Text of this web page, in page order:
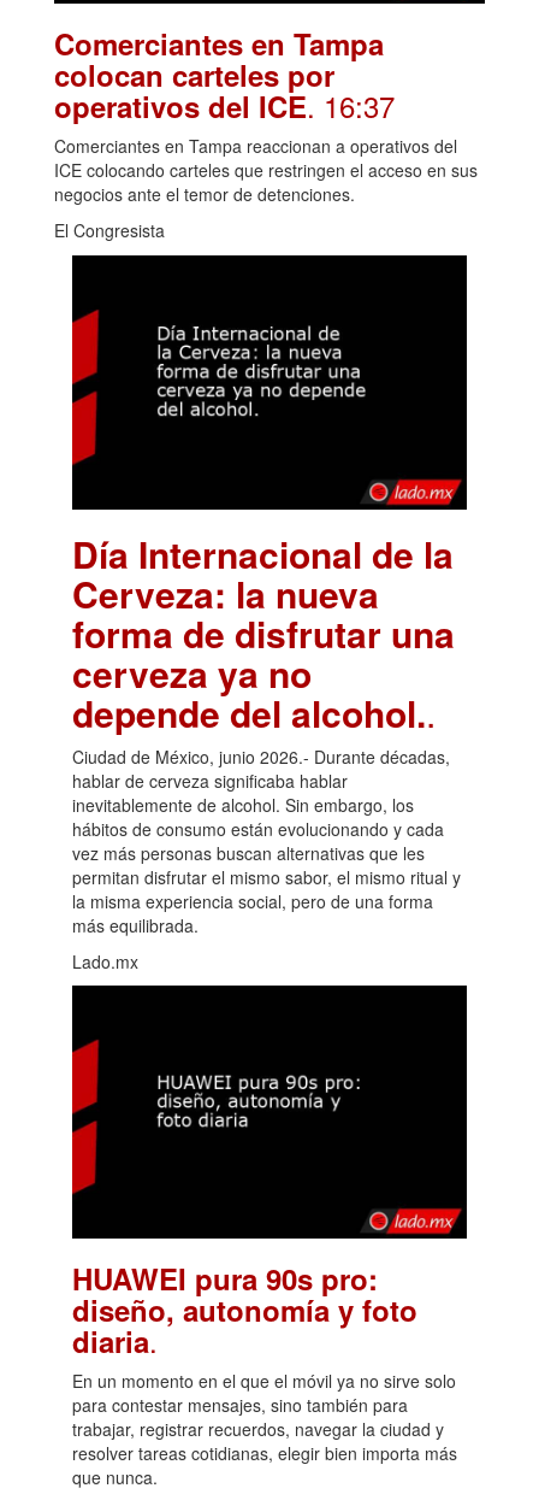
Comerciantes en Tampa
colocan carteles por
operativos del ICE. 16:37
Comerciantes en Tampa reaccionan a operativos del
ICE colocando carteles que restringen el acceso en sus
negocios ante el temor de detenciones.
El Congresista
Día Internacional de la
Cerveza: la nueva
forma de disfrutar una
cerveza ya no
depende del alcohol..
Ciudad de México, junio 2026.- Durante décadas,
hablar de cerveza significaba hablar
inevitablemente de alcohol. Sin embargo, los
hábitos de consumo están evolucionando y cada
vez más personas buscan alternativas que les
permitan disfrutar el mismo sabor, el mismo ritual y
la misma experiencia social, pero de una forma
más equilibrada.
Lado.mx
HUAWEI pura 90s pro:
diseño, autonomía y foto
diaria.
En un momento en el que el móvil ya no sirve solo
para contestar mensajes, sino también para
trabajar, registrar recuerdos, navegar la ciudad y
resolver tareas cotidianas, elegir bien importa más
que nunca.